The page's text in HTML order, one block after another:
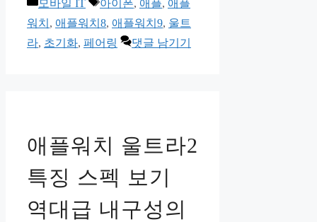
테
고
모바일 IT
그
아이폰, 애플, 애플
워치 , 애플워치8, 애플워치9, 울트
라, 초기화, 페어링 댓글 남기기
애플워치 울트라2
특징 스펙 보기
역대급 내구성의